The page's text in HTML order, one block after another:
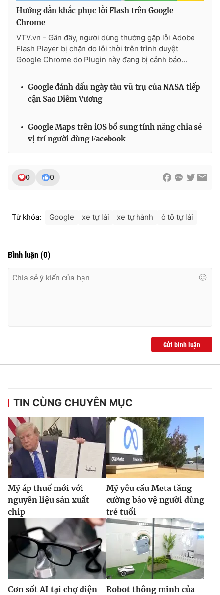
Ðiện thoại Thời báo VTV:
024.66 897 897
Email:toasoan@vtv.vn
Liên hệ quảng cáo: 024-7300.7108
® Cấm sao chép dưới mọi hình thức nếu không có sự chấp
thuận bằng văn bản. Ghi rõ nguồn VTV.vn khi phát hành lại
Hướng dẫn khắc phục lỗi Flash trên Google
Chrome
VTV.vn - Gần đây, người dùng thường gặp lỗi Adobe
Flash Player bị chặn do lỗi thời trên trình duyệt
Google Chrome do Plugin này đang bị cảnh báo...
Google đánh dấu ngày tàu vũ trụ của NASA tiếp
cận Sao Diêm Vương
Google Maps trên iOS bổ sung tính năng chia sẻ
vị trí người dùng Facebook
0 0
Từ khóa: Google xe tự lái xe tự hành ô tô tự lái
Bình luận (0)
Gửi bình luận
TIN CÙNG CHUYÊN MỤC
Mỹ áp thuế mới với
nguyên liệu sản xuất
chip
Mỹ yêu cầu Meta tăng
cường bảo vệ người dùng
trẻ tuổi
Cơn sốt AI tại chợ điện
Robot thông minh của